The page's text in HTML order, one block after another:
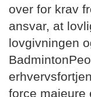
over for krav
ansvar, at
lovgivningen
force majeure